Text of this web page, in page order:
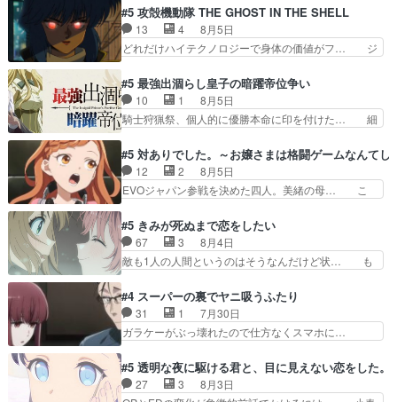
ーベルボアが暴れてると聞い… ちょっと年齢の事
を言いすぎとゆーか言い訳… ベリルの母もやはり
只者じゃなかったかベリ…
ゥーアの唯一の手駒が強すぎる笑あお… 私にとっ
て完全にご褒美回ゼー様の葉巻シー… やはりター
ニャが後方指揮だと展開に迫力が… “貧乏籤百連
無料ガチャ”100連でも1回… 2期入ってから地味
ばならぬ」って言葉に… ゼートゥーア左遷によっ
て参謀本部の連携が… 緊張感ある戦闘描写とギャ
グ今週の『有能な…
#5 攻殻機動隊 THE GHOST IN THE SHELL
13 4
8月5日
どれだけハイテクノロジーで身体の価値がフ… ジ
コマだいぶ理性持ち始めた。この世界の… 原作読
んだのもう何年も前なのに、覚えてる… コイルの
汚職を突き止めるべくバトーの指導… やまとん1
号はどこの部分で使うのだろう？… 日本とロシア
primevideoで視聴しまし… 前回同様『イノセン
ス』を含む押井・神山版… 第５話「EPISODEラ
ストの母親の気持…
#5 最強出涸らし皇子の暗躍帝位争い
10 1
8月5日
騎士狩猟祭、個人的に優勝本命に印を付けた… 細
ナがチートすぎる笑アルは最初から自分… プラネ
ット・ウィズ展開アツいな「騎士狩猟… 麦茶どこ
ろかタイトル通り麦茶の出涸らしぐ… 第５話を
ABEMAで視聴しました。視聴に… 復讐に燃える
が“萌え”なのでこの娘が皇帝… ウサギ好きそうな
王女殿下がかわいい。幼馴… ついに始まった狩猟
祭。エルナの活躍で上位…
#5 対ありでした。～お嬢さまは格闘ゲームなんてし
12 2
8月5日
EVOジャパン参戦を決めた四人。美緒の母… こ
目は気品溢れてるのに中身は…美緒ママ… テー
マ：格ゲー大会に行くには？感想は、美… 大会を
前に格ゲー熱が高まる一方、百合の本… 東京で開
催される格ゲー大会に参加すること… Japanに向
めに東京へ!/でも観光よ… 旅の支度全部やってく
れる先輩、なんだかん… 第５話をｄアニメストア
で視聴しました。視…
#5 きみが死ぬまで恋をしたい
67 3
8月4日
敵も1人の人間というのはそうなんだけど状… も
を人間に戻して欲しいでも自分達が代わ… ご視聴
ありがとうございました見るたびに切… 誰かと思
ったらちゅー先輩か。しれっと相方… 第５話感
想：コ□した相手にも家族や…､戦… つらい回
ナとミミも可愛かった2人の関係… 確かに相手に
も家族や大切な人はいるけど、… 白シャツが作業
#4 スーパーの裏でヤニ吸うふたり
31 1
7月30日
ガラケーがぶっ壊れたので仕方なくスマホに…
はり出オチ感が否めず、エピソードの打率… 田山
さんが佐々木さんに沼っていく…こんな… 佐々木
さん、腕フェチなんですね笑最近まじ… 佐々木が
#5 透明な夜に駆ける君と、目に見えない恋をした。
27 3
8月3日